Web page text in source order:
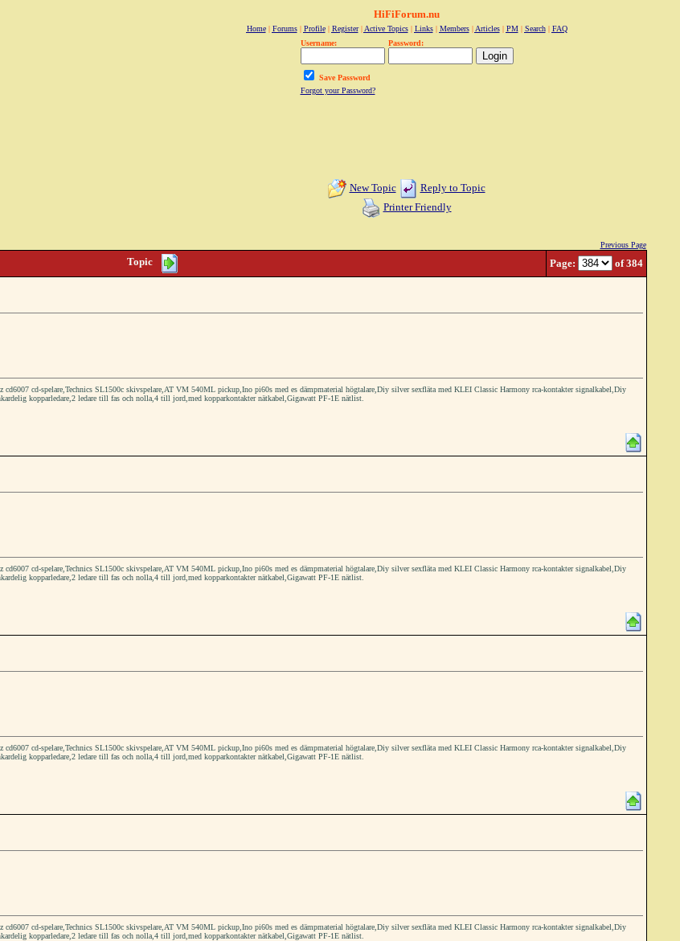
HiFiForum.nu
Home| Forums| Profile| Register| Active Topics| Links| Members| Articles| PM| Search| FAQ
Username:
Password:
Save Password
Forgot your Password?
New Topic
Reply to Topic
Printer Friendly
Previous Page
Topic Page:
of 384
cd-spelare,Technics SL1500c skivspelare,AT VM 540ML pickup,Ino pi60s med es dämpmaterial högtalare,Diy silver sexfläta med KLEI Classic Harmony rca-kontakter signalkabel,Diy
kopparledare,2 ledare till fas och nolla,4 till jord,med kopparkontakter nätkabel,Gigawatt PF-1E nätlist.
cd-spelare,Technics SL1500c skivspelare,AT VM 540ML pickup,Ino pi60s med es dämpmaterial högtalare,Diy silver sexfläta med KLEI Classic Harmony rca-kontakter signalkabel,Diy
kopparledare,2 ledare till fas och nolla,4 till jord,med kopparkontakter nätkabel,Gigawatt PF-1E nätlist.
cd-spelare,Technics SL1500c skivspelare,AT VM 540ML pickup,Ino pi60s med es dämpmaterial högtalare,Diy silver sexfläta med KLEI Classic Harmony rca-kontakter signalkabel,Diy
kopparledare,2 ledare till fas och nolla,4 till jord,med kopparkontakter nätkabel,Gigawatt PF-1E nätlist.
cd-spelare,Technics SL1500c skivspelare,AT VM 540ML pickup,Ino pi60s med es dämpmaterial högtalare,Diy silver sexfläta med KLEI Classic Harmony rca-kontakter signalkabel,Diy
kopparledare,2 ledare till fas och nolla,4 till jord,med kopparkontakter nätkabel,Gigawatt PF-1E nätlist.